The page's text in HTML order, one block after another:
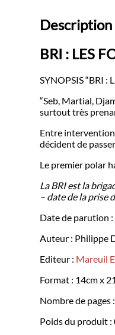
Description
BRI : LES
SYNOPSIS “BRI :
“Seb, Martial,
surtout très
Entre
décident de
Le premier polar
La BRI est la
– date de la prise
Date de parution :
Auteur : Philippe
Editeur : Mareuil
Format : 14cm x
Nombre de pages :
Poids du produit :